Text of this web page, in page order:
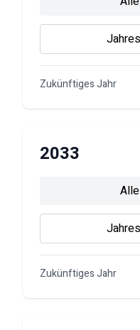
Zukünftiges Jahr
2033
Zukünftiges Jahr